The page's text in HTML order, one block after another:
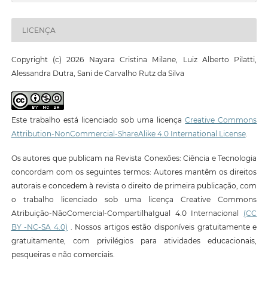
LICENÇA
Copyright (c) 2026 Nayara Cristina Milane, Luiz Alberto Pilatti,
Alessandra Dutra, Sani de Carvalho Rutz da Silva
Este trabalho está licenciado sob uma licençaCreative Commons
Attribution-NonCommercial-ShareAlike 4.0 International License.
Os autores que publicam na Revista Conexões: Ciência e Tecnologia
concordam com os seguintes termos: Autores mantêm os direitos
autorais e concedem à revista o direito de primeira publicação, com
o trabalho licenciado sob uma licença Creative Commons
Atribuição-NãoComercial-CompartilhaIgual 4.0 Internacional (CC
BY -NC-SA 4.0) . Nossos artigos estão disponíveis gratuitamente e
gratuitamente, com privilégios para atividades educacionais,
pesqueiras e não comerciais.